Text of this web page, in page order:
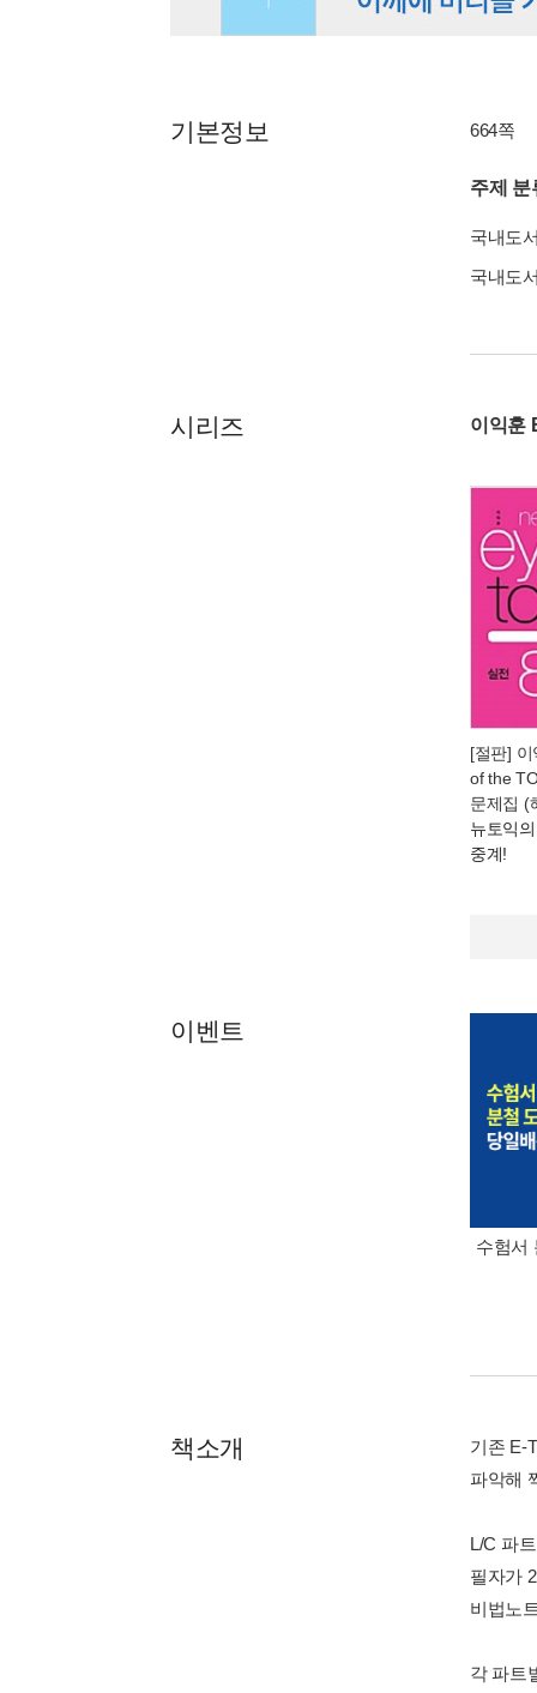
기본정보 664쪽
주제 분
국내도
국내도
시리즈 이익훈
[절판]
of the
문제집 (
뉴토익
중계!
이벤트
수험서
책소개
기존 E-
파악해
L/C 파
필자가
비법노
각 파트